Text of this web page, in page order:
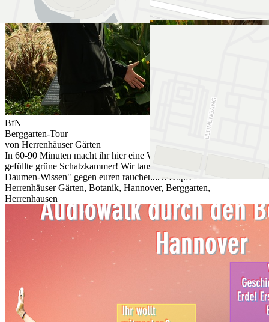
BfN
Berggarten-Tour
von Herrenhäuser Gärten
In 60-90 Minuten macht ihr hier eine Weltreise durch eine prall
gefüllte grüne Schatzkammer! Wir tauschen unser "Grüner-
Daumen-Wissen" gegen euren rauchenden Kopf!
Herrenhäuser Gärten, Botanik, Hannover, Berggarten,
Herrenhausen